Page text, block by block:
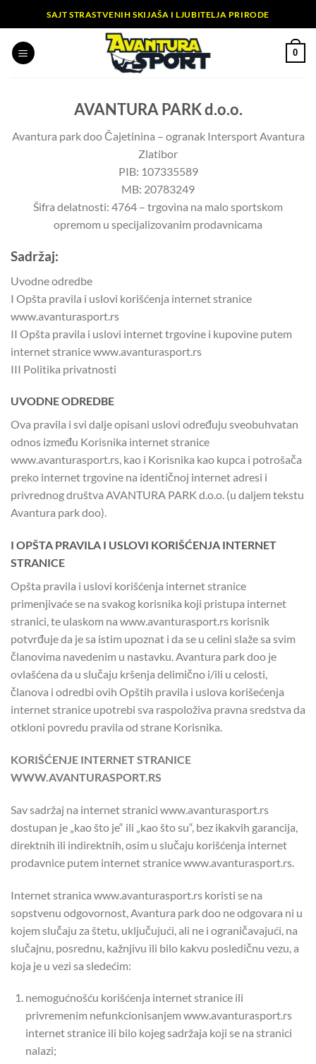
na
sadržaj
SAJT STRASTVENIH SKIJAŠA I LJUBITELJA PRIRODE
0
AVANTURA PARK d.o.o.
Avantura park doo Čajetinina – ogranak Intersport Avantura
Zlatibor
PIB: 107335589
MB: 20783249
Šifra delatnosti: 4764 – trgovina na malo sportskom
opremom u specijalizovanim prodavnicama
Sadržaj:
Uvodne odredbe
I Opšta pravila i uslovi korišćenja internet stranice
www.avanturasport.rs
II Opšta pravila i uslovi internet trgovine i kupovine putem
internet stranice www.avanturasport.rs
III Politika privatnosti
UVODNE ODREDBE
Ova pravila i svi dalje opisani uslovi određuju sveobuhvatan
odnos između Korisnika internet stranice
www.avanturasport.rs, kao i Korisnika kao kupca i potrošača
preko internet trgovine na identičnoj internet adresi i
privrednog društva AVANTURA PARK d.o.o. (u daljem tekstu
Avantura park doo).
I OPŠTA PRAVILA I USLOVI KORIŠĆENJA INTERNET
STRANICE
Opšta pravila i uslovi korišćenja internet stranice
primenjivaće se na svakog korisnika koji pristupa internet
stranici, te ulaskom na www.avanturasport.rs korisnik
potvrđuje da je sa istim upoznat i da se u celini slaže sa svim
članovima navedenim u nastavku. Avantura park doo je
ovlašćena da u slučaju kršenja delimično i/ili u celosti,
članova i odredbi ovih Opštih pravila i uslova korišećenja
internet stranice upotrebi sva raspoloživa pravna sredstva da
otkloni povredu pravila od strane Korisnika.
KORIŠĆENJE INTERNET STRANICE
WWW.AVANTURASPORT.RS
Sav sadržaj na internet stranici www.avanturasport.rs
dostupan je „kao što je“ ili „kao što su“, bez ikakvih garancija,
direktnih ili indirektnih, osim u slučaju korišćenja internet
prodavnice putem internet stranice www.avanturasport.rs.
Internet stranica www.avanturasport.rs koristi se na
sopstvenu odgovornost, Avantura park doo ne odgovara ni u
kojem slučaju za štetu, uključujući, ali ne i ograničavajući, na
slučajnu, posrednu, kažnjivu ili bilo kakvu posledičnu vezu, a
koja je u vezi sa sledećim:
nemogućnošću korišćenja internet stranice ili
privremenim nefunkcionisanjem www.avanturasport.rs
internet stranice ili bilo kojeg sadržaja koji se na stranici
nalazi;